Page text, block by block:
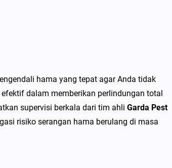
hama yang tepat agar Anda tidak
dalam memberikan perlindungan total
supervisi berkala dari tim ahli Garda Pest
risiko serangan hama berulang di masa